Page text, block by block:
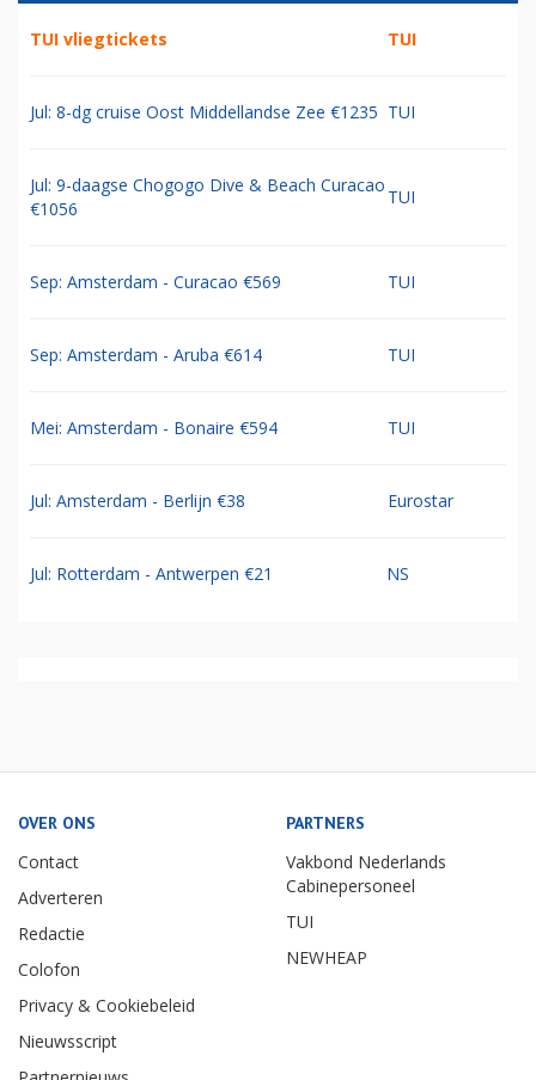
TUI vliegtickets TUI
Jul: 8-dg cruise Oost Middellandse Zee €1235 TUI
Jul: 9-daagse Chogogo Dive & Beach Curacao
€1056
TUI
Sep: Amsterdam - Curacao €569 TUI
Sep: Amsterdam - Aruba €614 TUI
Mei: Amsterdam - Bonaire €594 TUI
Jul: Amsterdam - Berlijn €38 Eurostar
Jul: Rotterdam - Antwerpen €21 NS
OVER ONS
Contact
Adverteren
Redactie
Colofon
Privacy & Cookiebeleid
Nieuwsscript
PARTNERS
Vakbond Nederlands
Cabinepersoneel
TUI
NEWHEAP